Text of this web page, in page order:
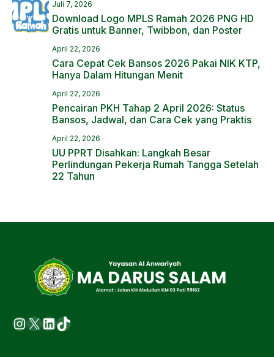
Juli 7, 2026
Download Logo MPLS Ramah 2026 PNG HD
Gratis untuk Banner, Twibbon, dan Poster
April 22, 2026
Cara Cepat Cek Bansos 2026 Pakai NIK KTP,
Hanya Dalam Hitungan Menit
April 22, 2026
Pencairan PKH Tahap 2 April 2026: Status
Bansos, Jadwal, dan Cara Cek yang Praktis
April 22, 2026
UU PPRT Disahkan: Langkah Besar
Perlindungan Pekerja Rumah Tangga Setelah
22 Tahun
Instagram
X LinkedIn
https://www.tiktok.com/